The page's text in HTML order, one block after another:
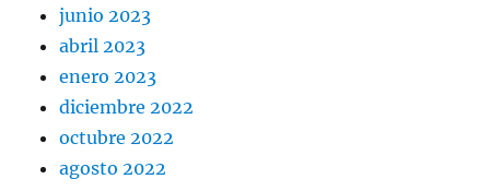
junio 2023
abril 2023
enero 2023
diciembre 2022
octubre 2022
agosto 2022